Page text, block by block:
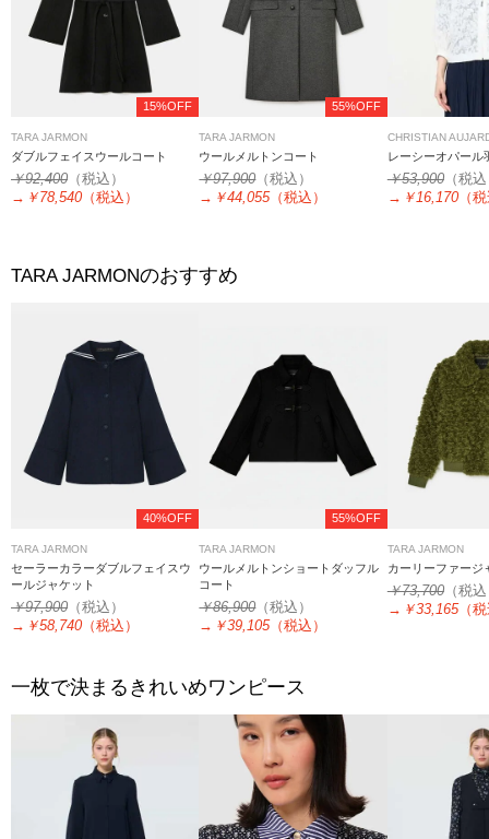
15%OFF
TARA JARMON
ダブルフェイスウールコート
￥92,400 （税込）
→ ￥78,540 （税込）
55%OFF
TARA JARMON
ウールメルトンコート
￥97,900（税込）
→ ￥44,055（税込）
CHRISTIAN
レーシーオパール
￥53,900（税
→ ￥16,170（
TARA JARMONのおすすめ
40%OFF
TARA JARMON
セーラーカラーダブルフェイスウ
ールジャケット
￥97,900 （税込）
→ ￥58,740 （税込）
55%OFF
TARA JARMON
ウールメルトンショートダッフル
コート
￥86,900（税込）
→ ￥39,105（税込）
TARA JARMON
カーリーファージ
￥73,700（税
→ ￥33,165（
一枚で決まるきれいめワンピース